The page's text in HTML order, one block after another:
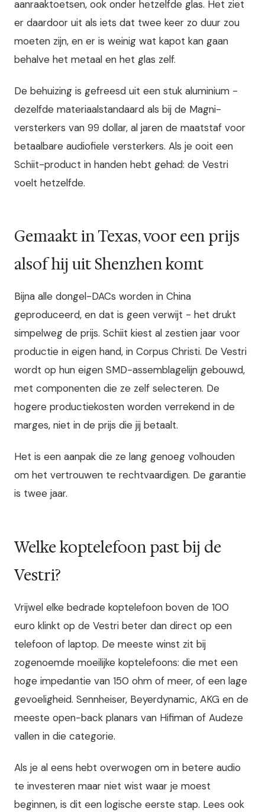
aanraaktoetsen, ook onder hetzelfde glas. Het ziet
er daardoor uit als iets dat twee keer zo duur zou
moeten zijn, en er is weinig wat kapot kan gaan
behalve het metaal en het glas zelf.
De behuizing is gefreesd uit een stuk aluminium -
dezelfde materiaalstandaard als bij de Magni-
versterkers van 99 dollar, al jaren de maatstaf voor
betaalbare audiofiele versterkers. Als je ooit een
Schiit-product in handen hebt gehad: de Vestri
voelt hetzelfde.
Gemaakt in Texas, voor een prijs
alsof hij uit Shenzhen komt
Bijna alle dongel-DACs worden in China
geproduceerd, en dat is geen verwijt - het drukt
simpelweg de prijs. Schiit kiest al zestien jaar voor
productie in eigen hand, in Corpus Christi. De Vestri
wordt op hun eigen SMD-assemblagelijn gebouwd,
met componenten die ze zelf selecteren. De
hogere productiekosten worden verrekend in de
marges, niet in de prijs die jij betaalt.
Het is een aanpak die ze lang genoeg volhouden
om het vertrouwen te rechtvaardigen. De garantie
is twee jaar.
Welke koptelefoon past bij de
Vestri?
Vrijwel elke bedrade koptelefoon boven de 100
euro klinkt op de Vestri beter dan direct op een
telefoon of laptop. De meeste winst zit bij
zogenoemde moeilijke koptelefoons: die met een
hoge impedantie van 150 ohm of meer, of een lage
gevoeligheid. Sennheiser, Beyerdynamic, AKG en de
meeste open-back planars van Hifiman of Audeze
vallen in die categorie.
Als je al eens hebt overwogen om in betere audio
te investeren maar niet wist waar je moest
beginnen, is dit een logische eerste stap. Lees ook